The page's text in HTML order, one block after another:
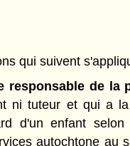
qui suivent
responsable de la
ni tuteur et qui a
d'un enfant
autochtone au